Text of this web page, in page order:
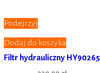
Podejrzyj
Dodaj do koszyka
Filtr hydrauliczny HY90265